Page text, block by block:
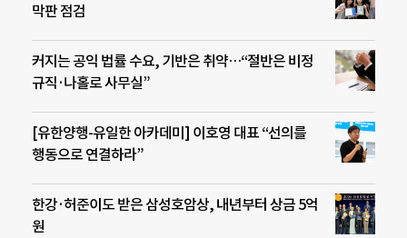
막판 점검
커지는 공익 법률 수요, 기반은 취약…“절반은 비정
규직·나홀로 사무실”
[유한양행-유일한 아카데미] 이호영 대표 “선의를
행동으로 연결하라”
한강·허준이도 받은 삼성호암상, 내년부터 상금 5억
원